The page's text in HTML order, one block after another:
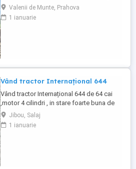
are cupla hidarulica rapida, linii hidraulice
auxiliare pentru picon, foarfeca, etc.
Motorul este Deutz-Volvo cu racire pe
Valenii de Munte, Prahova
1 ianuarie
Vând tractor Internațional 644
Vând tractor Internațional 644 de 64 cai
,motor 4 cilindri , in stare foarte buna de
functionare, cutie de viteze mecanica cu 2
manete ,ambreiaj priza, cauciucuri in stare
bună ,fara defecte, revizie facuta,
Jibou, Salaj
1 ianuarie